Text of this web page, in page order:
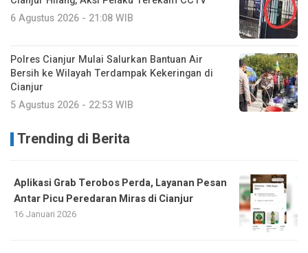
6 Agustus 2026 - 21:08 WIB
Polres Cianjur Mulai Salurkan Bantuan Air
Bersih ke Wilayah Terdampak Kekeringan di
Cianjur
5 Agustus 2026 - 22:53 WIB
Trending di Berita
Aplikasi Grab Terobos Perda, Layanan Pesan
Antar Picu Peredaran Miras di Cianjur
16 Januari 2026